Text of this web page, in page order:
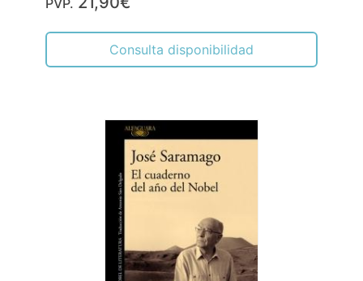
Consulta disponibilidad